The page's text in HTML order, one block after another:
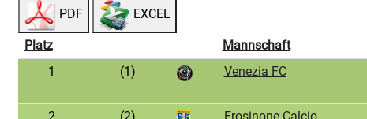
PDF EXCEL
Platz Mannschaft
1
(1) Venezia FC